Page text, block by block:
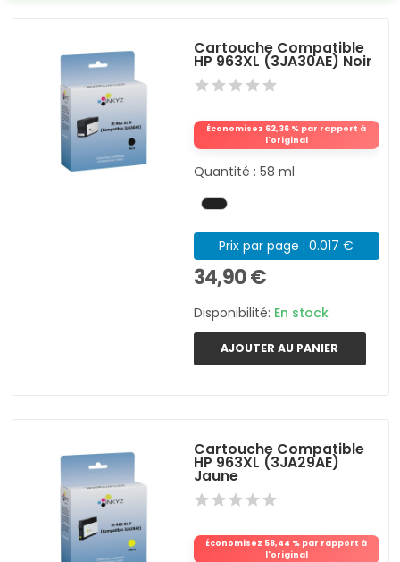
Cartouche Compatible
HP 963XL (3JA30AE) Noir
Économisez 62,36 % par rapport à
l'original
Quantité : 58 ml
Prix par page : 0.017 €
34,90 €
Disponibilité: En stock
AJOUTER AU PANIER
Cartouche Compatible
HP 963XL (3JA29AE)
Jaune
Économisez 58,44 % par rapport à
l'original